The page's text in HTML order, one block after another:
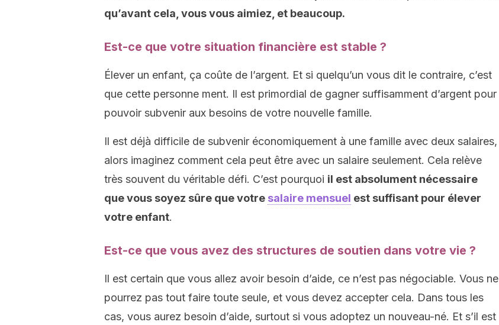
qu’avant cela, vous vous aimiez, et beaucoup.
Est-ce que votre situation financière est stable ?
Élever un enfant, ça coûte de l’argent. Et si quelqu’un vous dit le contraire, c’est
que cette personne ment. Il est primordial de gagner suffisamment d’argent pour
pouvoir subvenir aux besoins de votre nouvelle famille.
Il est déjà difficile de subvenir économiquement à une famille avec deux salaires,
alors imaginez comment cela peut être avec un salaire seulement. Cela relève
très souvent du véritable défi. C’est pourquoi il est absolument nécessaire
que vous soyez sûre que votre salaire mensuel est suffisant pour élever
votre enfant.
Est-ce que vous avez des structures de soutien dans votre vie ?
Il est certain que vous allez avoir besoin d’aide, ce n’est pas négociable. Vous ne
pourrez pas tout faire toute seule, et vous devez accepter cela. Dans tous les
cas, vous aurez besoin d’aide, surtout si vous adoptez un nouveau-né. Et s’il est